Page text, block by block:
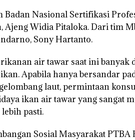
Nasional Sertifikasi
Ajeng Widia Pitaloka. Dari tim
Sony Hartanto.
air tawar saat ini banyak
Apabila hanya bersandar
laut, permintaan
ikan air tawar yang sangat
pasti.
Sosial Masyarakat